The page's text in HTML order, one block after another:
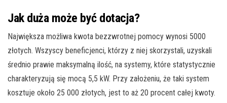
Jak duża może być dotacja?
Największa możliwa kwota bezzwrotnej pomocy wynosi 5000
złotych. Wszyscy beneficjenci, którzy z niej skorzystali, uzyskali
średnio prawie maksymalną ilość, na systemy, które statystycznie
charakteryzują się mocą 5,5 kW. Przy założeniu, że taki system
kosztuje około 25 000 złotych, jest to aż 20 procent całej kwoty.